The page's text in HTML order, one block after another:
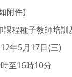
附件)
程種子教師培訓
年5月17日(三)
至16時10分